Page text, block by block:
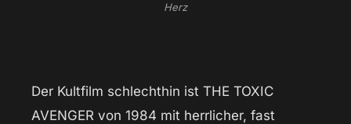
Herz
Der Kultfilm schlechthin ist THE TOXIC
AVENGER von 1984 mit herrlicher, fast